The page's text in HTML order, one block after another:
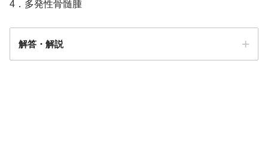
4．多発性骨髄腫
解答・解説